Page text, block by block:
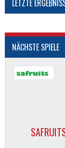
LETZTE
NÄCHSTE SPIELE